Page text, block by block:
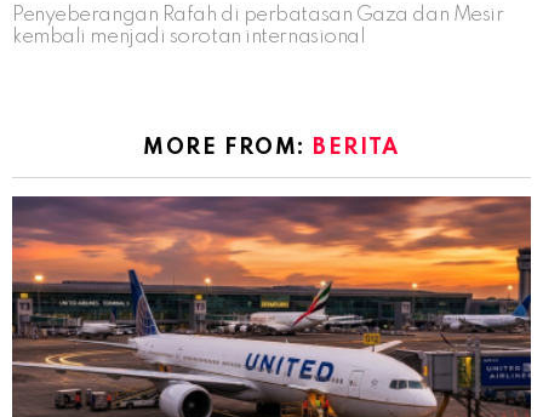
Penyeberangan Rafah di perbatasan Gaza dan Mesir
kembali menjadi sorotan internasional
MORE FROM: BERITA